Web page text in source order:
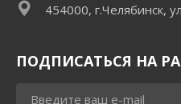
454000, г.Челябинск,
ПОДПИСАТЬСЯ НА